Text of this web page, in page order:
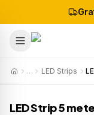
… LED Strips
LED Strip 5